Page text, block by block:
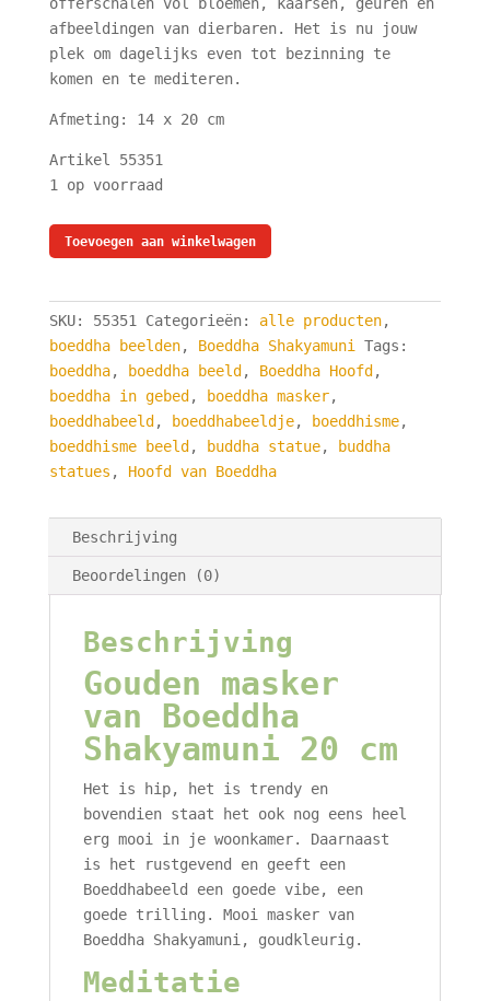
afbeeldingen van dierbaren. Het is nu jouw
plek om dagelijks even tot bezinning te
komen en te mediteren.
Afmeting: 14 x 20 cm
Artikel 55351
1 op voorraad
Boeddha
Masker
Boeddha
beeld
Shakyamuni
-
14
aantal
Toevoegen aan winkelwagen
SKU: 55351 Categorieën: alle producten,
boeddha beelden, Boeddha Shakyamuni
Tags:
boeddha, boeddha beeld , Boeddha Hoofd ,
boeddha in gebed , boeddha masker,
boeddhabeeld , boeddhabeeldje, boeddhisme,
boeddhisme beeld , buddha statue,
buddha
statues , Hoofd van Boeddha
Beschrijving
Beoordelingen (0)
Beschrijving
Gouden masker
van Boeddha
Shakyamuni 20 cm
Het is hip, het is trendy en
bovendien staat het ook nog eens heel
erg mooi in je woonkamer. Daarnaast
is het rustgevend en geeft een
Boeddhabeeld een goede vibe, een
goede trilling. Mooi masker van
Boeddha Shakyamuni, goudkleurig.
Meditatie